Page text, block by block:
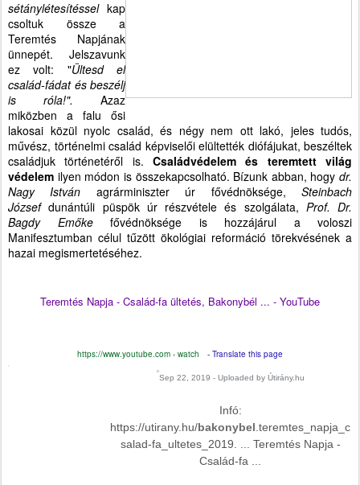
sétánylétesítéssel kap
csoltuk össze a
Teremtés Napjának
ünnepét. Jelszavunk
ez volt: "Ültesd el
család-fádat és beszélj
is róla!". Azaz
miközben a falu ősi
lakosai közül nyolc család, és négy nem ott lakó, jeles tudós,
művész, történelmi család képviselői elültették diófájukat, beszéltek
családjuk történetéről is. Családvédelem és teremtett világ
védelem ilyen módon is összekapcsolható. Bízunk abban, hogy dr.
Nagy István agrárminiszter úr fővédnöksége,Steinbach
Józsefdunántúli püspök úr részvétele és szolgálata, Prof. Dr.
Bagdy Emőke fővédnöksége is hozzájárul a voloszi
Manifesztumban célul tűzött ökológiai reformáció törekvésének a
hazai megismertetéséhez.
Teremtés Napja - Család-fa ültetés, Bakonybél ... - YouTube
https://www.youtube.com › watch - Translate this page
Sep 22, 2019 - Uploaded by Útirány.hu
Infó:
https://utirany.hu/bakonybel .teremtes_napja_c
salad-fa_ultetes_2019. ... Teremtés Napja -
Család-fa ...